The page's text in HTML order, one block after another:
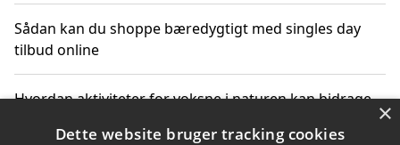
Sådan kan du shoppe bæredygtigt med singles day
tilbud online
Hvordan aktiviteter for voksne i naturen kan bidrage ×
Dette website bruger tracking cookies